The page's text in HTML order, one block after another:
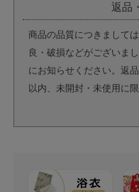
返品
商品の品質につきまして
良・破損などがございま
にお知らせください。返
以内、未開封・未使用に限